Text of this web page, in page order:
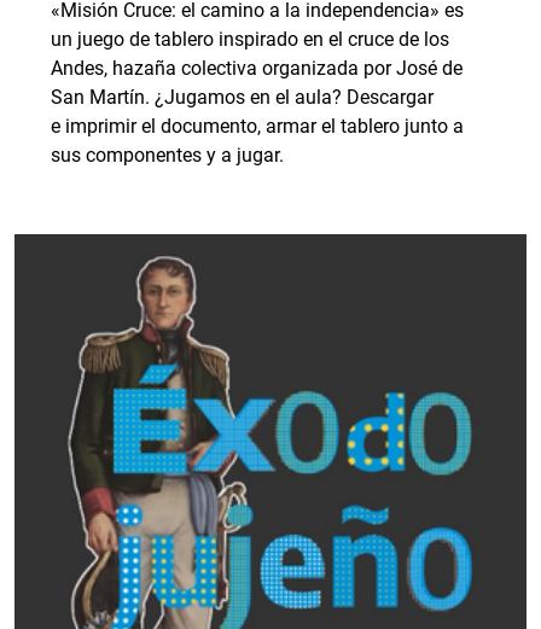
«Misión Cruce: el camino a la independencia» es
un juego de tablero inspirado en el cruce de los
Andes, hazaña colectiva organizada por José de
San Martín. ¿Jugamos en el aula? Descargar
e imprimir el documento, armar el tablero junto a
sus componentes y a jugar.